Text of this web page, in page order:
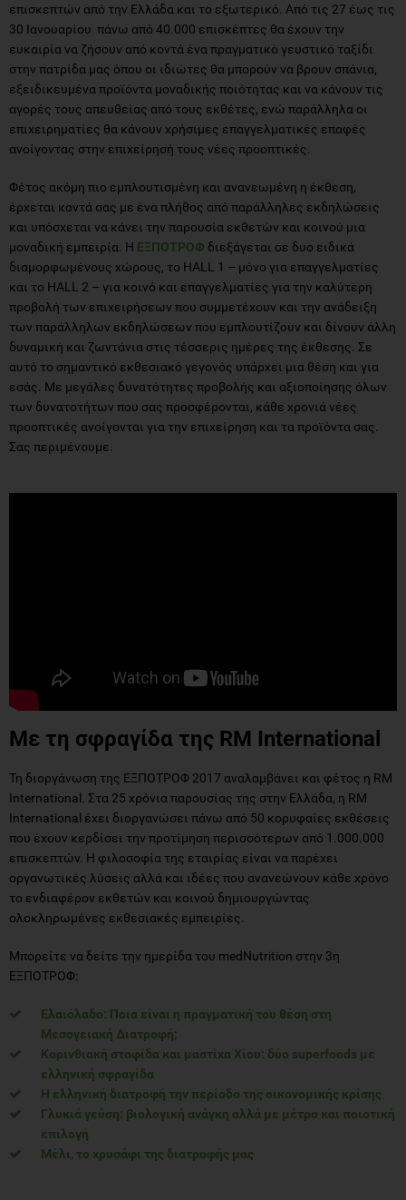
επισκεπτών από την Ελλάδα και το εξωτερικό. Από τις 27 έως τις
30 Ιανουαρίου πάνω από 40.000 επισκέπτες θα έχουν την
ευκαιρία να ζήσουν από κοντά ένα πραγματικό γευστικό ταξίδι
στην πατρίδα μας όπου οι ιδιώτες θα μπορούν να βρουν σπάνια,
εξειδικευμένα προϊόντα μοναδικής ποιότητας και να κάνουν τις
αγορές τους απευθείας από τους εκθέτες, ενώ παράλληλα οι
επιχειρηματίες θα κάνουν χρήσιμες επαγγελματικές επαφές
ανοίγοντας στην επιχείρησή τους νέες προοπτικές.
Φέτος ακόμη πιο εμπλουτισμένη και ανανεωμένη η έκθεση,
έρχεται κοντά σας με ένα πλήθος από παράλληλες εκδηλώσεις
και υπόσχεται να κάνει την παρουσία εκθετών και κοινού μια
μοναδική εμπειρία. Η EΞΠΟΤΡΟΦ διεξάγεται σε δυο ειδικά
διαμορφωμένους χώρους, το HALL 1 – μόνο για επαγγελματίες
και το HALL 2 – για κοινό και επαγγελματίες για την καλύτερη
προβολή των επιχειρήσεων που συμμετέχουν και την ανάδειξη
των παράλληλων εκδηλώσεων που εμπλουτίζουν και δίνουν άλλη
δυναμική και ζωντάνια στις τέσσερις ημέρες της έκθεσης. Σε
αυτό το σημαντικό εκθεσιακό γεγονός υπάρχει μια θέση και για
εσάς. Με μεγάλες δυνατότητες προβολής και αξιοποίησης όλων
των δυνατοτήτων που σας προσφέρονται, κάθε χρονιά νέες
προοπτικές ανοίγονται για την επιχείρηση και τα προϊόντα σας.
Σας περιμένουμε.
Με τη σφραγίδα της RM International
Τη διοργάνωση της ΕΞΠΟΤΡΟΦ 2017 αναλαμβάνει και φέτος η RM
International. Στα 25 χρόνια παρουσίας της στην Ελλάδα, η RM
International έχει διοργανώσει πάνω από 50 κορυφαίες εκθέσεις
που έχουν κερδίσει την προτίμηση περισσότερων από 1.000.000
επισκεπτών. Η φιλοσοφία της εταιρίας είναι να παρέχει
οργανωτικές λύσεις αλλά και ιδέες που ανανεώνουν κάθε χρόνο
το ενδιαφέρον εκθετών και κοινού δημιουργώντας
ολοκληρωμένες εκθεσιακές εμπειρίες.
Μπορείτε να δείτε την ημερίδα του medNutrition στην 3η
ΕΞΠΟΤΡΟΦ:
Ελαιόλαδο: Ποια είναι η πραγματική του θέση στη
Μεσογειακή Διατροφή;
Κορινθιακή σταφίδα και μαστίχα Χίου: δύο superfoods με
ελληνική σφραγίδα
Η ελληνική διατροφή την περίοδο της οικονομικής κρίσης
Γλυκιά γεύση: βιολογική ανάγκη αλλά με μέτρο και ποιοτική
επιλογή
Μέλι, το χρυσάφι της διατροφής μας